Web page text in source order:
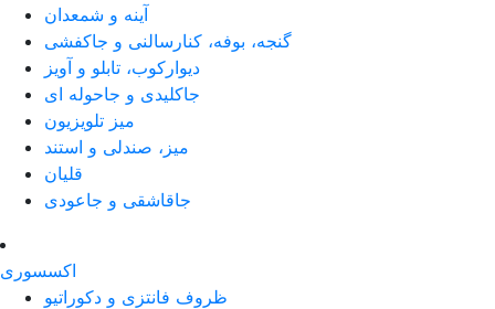
آینه و شمعدان
گنجه، بوفه، کنارسالنی و جاکفشی
دیوارکوب، تابلو و آویز
جاکلیدی و جاحوله ای
میز تلویزیون
میز، صندلی و استند
قلیان
جاقاشقی و جاعودی
اکسسوری
ظروف فانتزی و دکوراتیو